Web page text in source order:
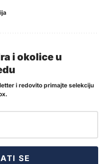
i okolice u
i redovito primajte selekciju
SE